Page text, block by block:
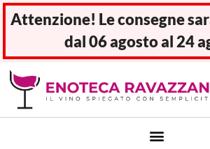
Attenzione! Le consegne
dal 06 agosto al 24